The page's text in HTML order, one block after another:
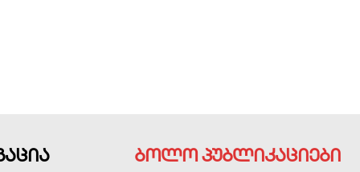
ბოლო პუბლიკაციები